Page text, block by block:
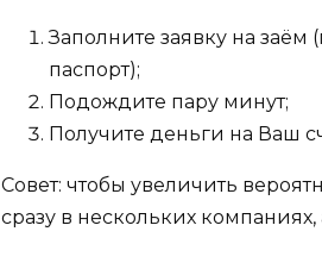
Заполните заявку на
паспорт);
Подождите пару минут;
Получите деньги на Ваш
Совет: чтобы увеличить
сразу в нескольких компаниях,